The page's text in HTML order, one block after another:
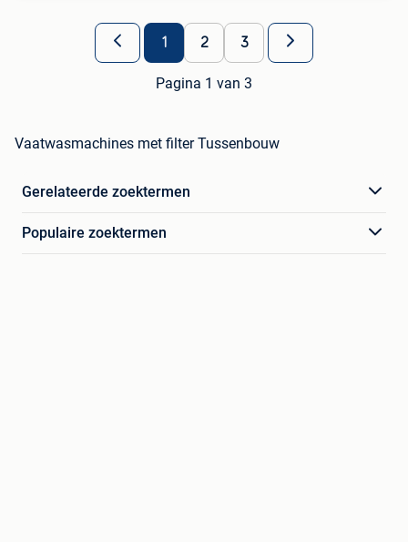
1 2 3
Pagina 1 van 3
Vaatwasmachines met filter Tussenbouw
Gerelateerde zoektermen
Populaire zoektermen